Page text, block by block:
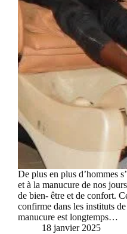
De plus en plus d’hommes
et à la manucure de nos
de bien- être et de confort.
confirme dans les instituts
manucure est longtemps…
18 janvier 2025